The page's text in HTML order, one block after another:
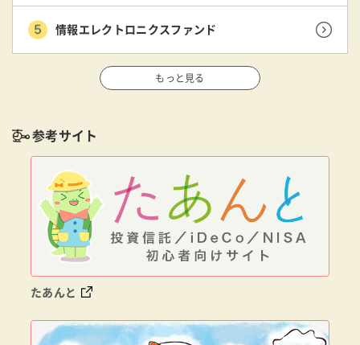
情報エレクトロニクスファンド
もっと見る
参考サイト
たあんと